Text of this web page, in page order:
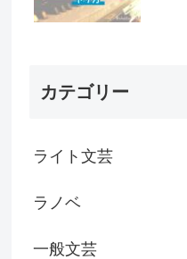
カテゴリー
ライト文芸
ラノベ
一般文芸